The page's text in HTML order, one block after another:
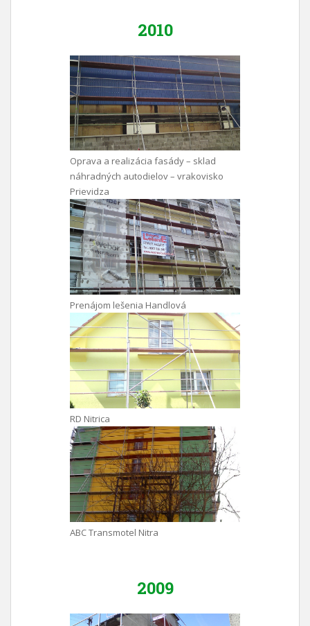
2010
Oprava a realizácia fasády – sklad
náhradných autodielov – vrakovisko
Prievidza
Prenájom lešenia Handlová
RD Nitrica
ABC Transmotel Nitra
2009